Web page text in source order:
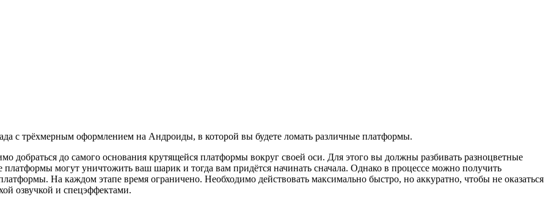
с трёхмерным оформлением на Андроиды, в которой вы будете ломать различные платформы.
добраться до самого основания крутящейся платформы вокруг своей оси. Для этого вы должны разбивать разноцветные
могут уничтожить ваш шарик и тогда вам придётся начинать сначала. Однако в процессе можно получить
На каждом этапе время ограничено. Необходимо действовать максимально быстро, но аккуратно, чтобы не оказаться
озвучкой и спецэффектами.